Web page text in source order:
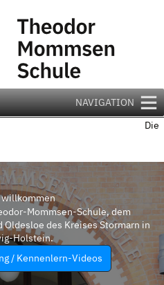
NAVIGATION
Mommsen-Schule, dem
Oldesloe des Kreises Stormarn in
Holstein.
/ Kennenlern-Videos